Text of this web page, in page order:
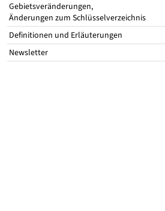
Gebietsveränderungen,
Änderungen zum Schlüsselverzeichnis
Definitionen und Erläuterungen
Newsletter